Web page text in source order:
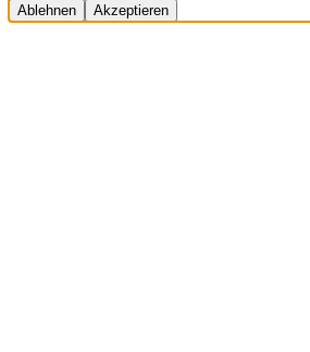
Ablehnen Akzeptieren